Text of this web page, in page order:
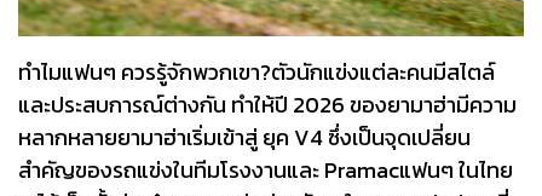
ทำไมแฟนๆ ควรรู้จักพวกเขา?ตัวนักแข่งแต่ละคนมีสไตล์
และประสบการณ์ต่างกัน ทำให้ปี 2026 ของยามาฮ่ามีความ
หลากหลายยามาฮ่าเริ่มเข้าสู่ ยุค V4 ซึ่งเป็นจุดเปลี่ยน
สำคัญของรถแข่งในทีมโรงงานและ Pramacแฟนๆ ในไทย